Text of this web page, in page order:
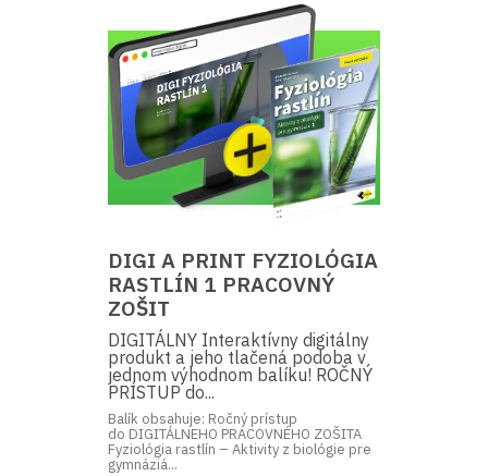
DIGI A PRINT FYZIOLÓGIA
RASTLÍN 1 PRACOVNÝ
ZOŠIT
DIGITÁLNY Interaktívny digitálny
produkt a jeho tlačená podoba v
jednom výhodnom balíku! ROČNÝ
PRÍSTUP do...
Balík obsahuje: Ročný prístup
do DIGITÁLNEHO PRACOVNÉHO ZOŠITA
Fyziológia rastlín – Aktivity z biológie pre
gymnáziá...